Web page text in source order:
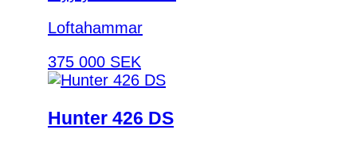
Loftahammar
375 000 SEK
Hunter 426 DS